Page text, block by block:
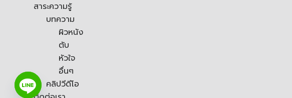
สาระความรู้
บทความ
ผิวหนัง
ตับ
หัวใจ
อื่นๆ
คลิปวีดีโอ